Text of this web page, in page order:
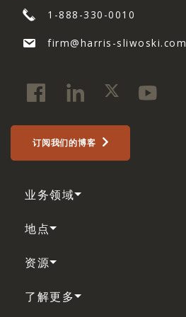
1-888-330-0010
firm@harris-sliwoski.com
订阅我们的博客
业务领域
地点
资源
了解更多